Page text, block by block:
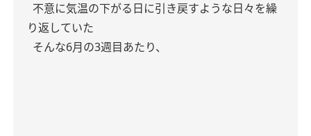
不意に気温の下がる日に引き戻すような日々を繰
り返していた
そんな6月の3週目あたり、